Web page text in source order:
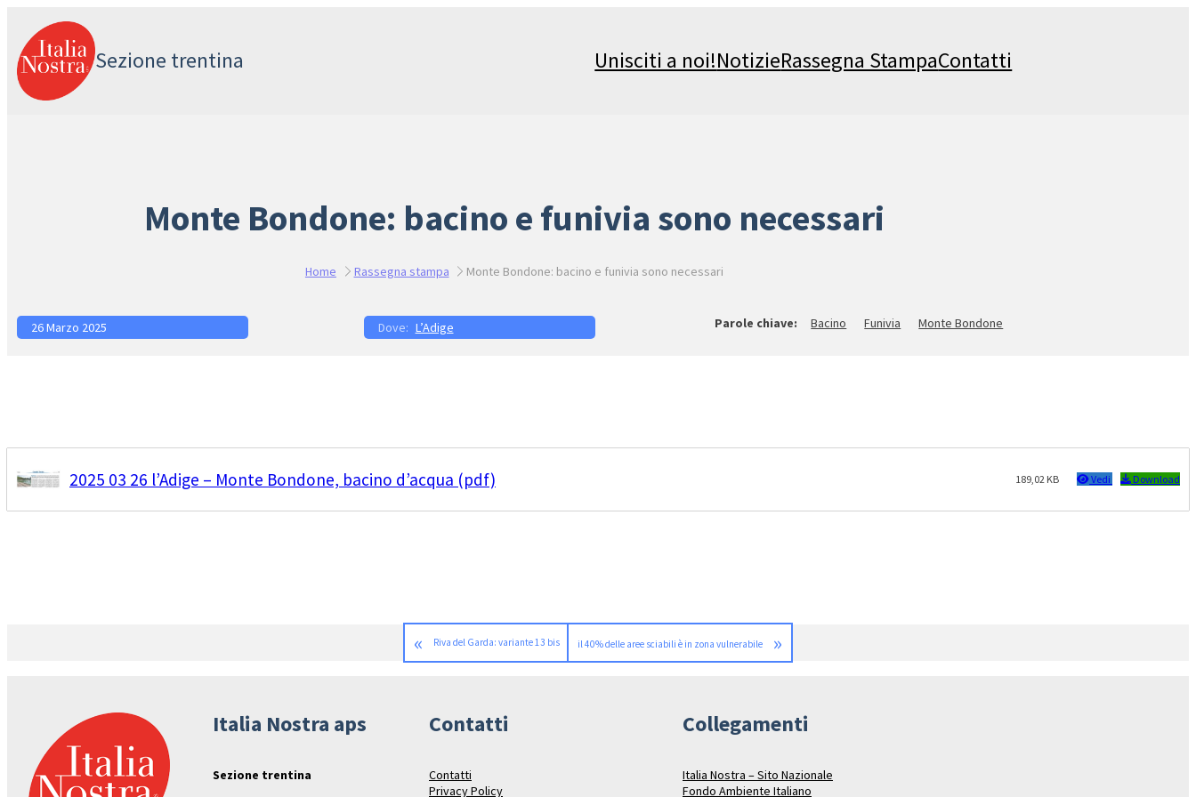
al
contenuto
Sezione trentina Unisciti a noi!NotizieRassegna StampaContatti
Monte Bondone: bacino e funivia sono necessari
Home Rassegna stampa Monte Bondone: bacino e funivia sono necessari
26 Marzo 2025 L’Adige Bacino Funivia Monte Bondone
2025 03 26 l’Adige – Monte Bondone, bacino d’acqua (pdf) 189,02 KB Vedi Download
« Riva del Garda: variante 13 bis il 40% delle aree sciabili è in zona vulnerabile »
Italia Nostra aps
Sezione trentina
Contatti
Contatti
Privacy Policy
Collegamenti
Italia Nostra – Sito Nazionale
Fondo Ambiente Italiano